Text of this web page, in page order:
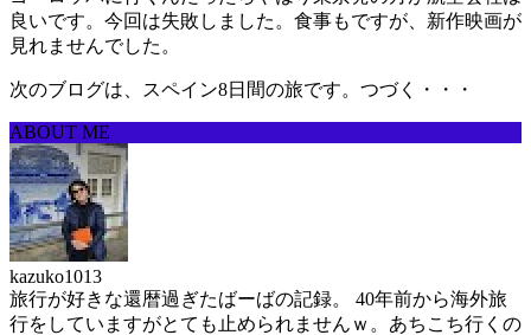
良いです。今回は失敗しました。食事もですが、新作映画が
見れませんでした。
次のブログは、スペイン8日間の旅です。つづく・・・
ABOUT ME
kazuko1013
旅行が好きな還暦過ぎたばーばの記録。 40年前から海外旅
行をしていますがとても止められませんｗ。あちこち行くの